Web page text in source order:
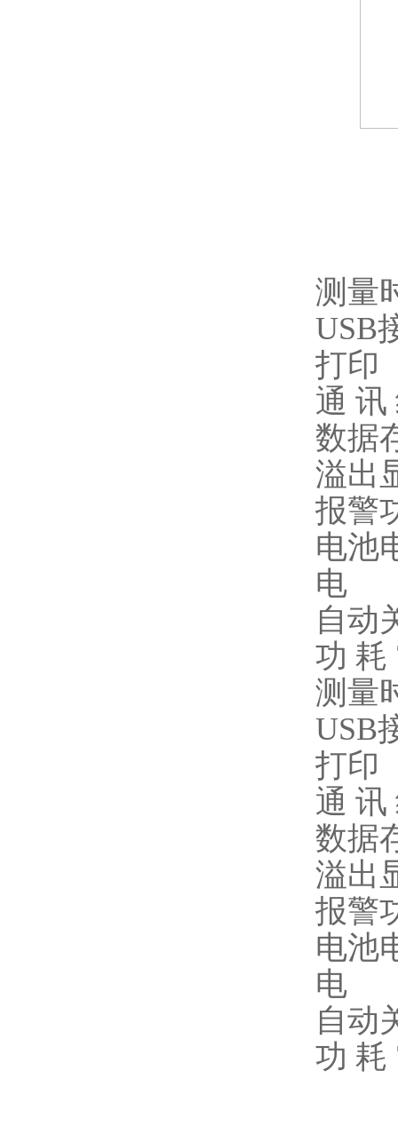
测量
USB
打印
通 讯
数据
溢出
报警
电池
电
自动
功 耗
测量
USB
打印
通 讯
数据
溢出
报警
电池
电
自动
功 耗